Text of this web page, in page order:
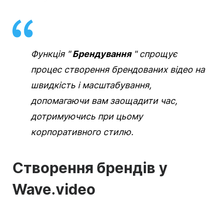
Функція "Брендування" спрощує
процес створення брендованихвідео на
швидкість і масштабування,
допомагаючи вам заощадити час,
дотримуючись при цьому
корпоративного стилю.
Створення брендів у
Wave.video